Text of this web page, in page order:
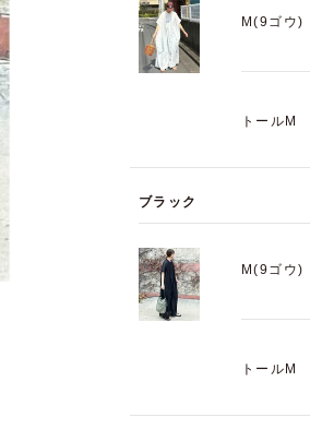
M(9ゴウ)
トールM
ブラック
M(9ゴウ)
トールM